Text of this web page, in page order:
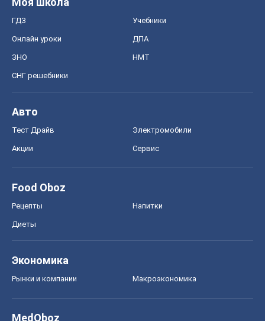
ГДЗ Учебники
Онлайн уроки ДПА
ЗНО НМТ
СНГ решебники
Авто
Тест Драйв Электромобили
Акции Сервис
Food Oboz
Рецепты Напитки
Диеты
Экономика
Рынки и компании Mакроэкономика
MedOboz